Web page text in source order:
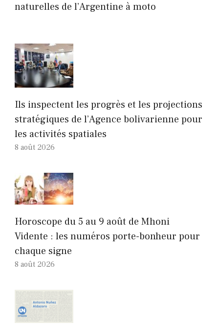
naturelles de l’Argentine à moto
Ils inspectent les progrès et les projections
stratégiques de l’Agence bolivarienne pour
les activités spatiales
8 août 2026
Horoscope du 5 au 9 août de Mhoni
Vidente : les numéros porte-bonheur pour
chaque signe
8 août 2026